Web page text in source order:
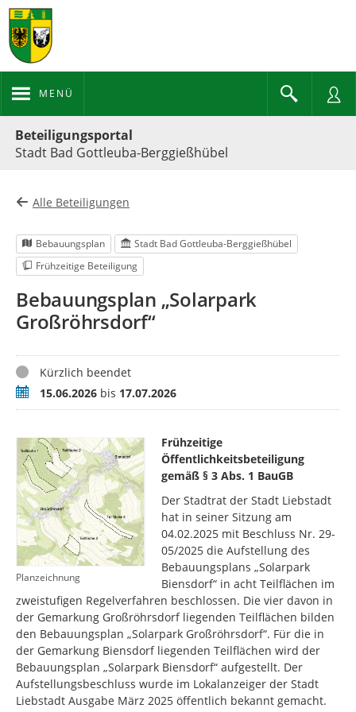
MENÜ
Beteiligungsportal
Stadt Bad Gottleuba-Berggießhübel
Alle Beteiligungen
Bebauungsplan
Stadt Bad Gottleuba-Berggießhübel
Frühzeitige Beteiligung
Bebauungsplan „Solarpark
Großröhrsdorf“
StatusKürzlich beendet
Zeitraum15.06.2026 bis 17.07.2026
Planzeichnung
Frühzeitige
Öffentlichkeitsbeteiligung
gemäß § 3 Abs. 1 BauGB
Der Stadtrat der Stadt Liebstadt
hat in seiner Sitzung am
04.02.2025 mit Beschluss Nr. 29-
05/2025 die Aufstellung des
Bebauungsplans „Solarpark
Biensdorf“ in acht Teilflächen im
zweistufigen Regelverfahren beschlossen. Die vier davon in
der Gemarkung Großröhrsdorf liegenden Teilflächen bilden
den Bebauungsplan „Solarpark Großröhrsdorf“. Für die in
der Gemarkung Biensdorf liegenden Teilflächen wird der
Bebauungsplan „Solarpark Biensdorf“ aufgestellt. Der
Aufstellungsbeschluss wurde im Lokalanzeiger der Stadt
Liebstadt Ausgabe März 2025 öffentlich bekannt gemacht.